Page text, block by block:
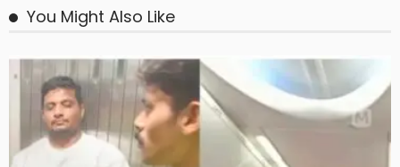
You Might Also Like